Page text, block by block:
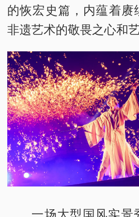
的恢宏史篇，内蕴着赓
非遗艺术的敬畏之心和艺
一场大型国风实景